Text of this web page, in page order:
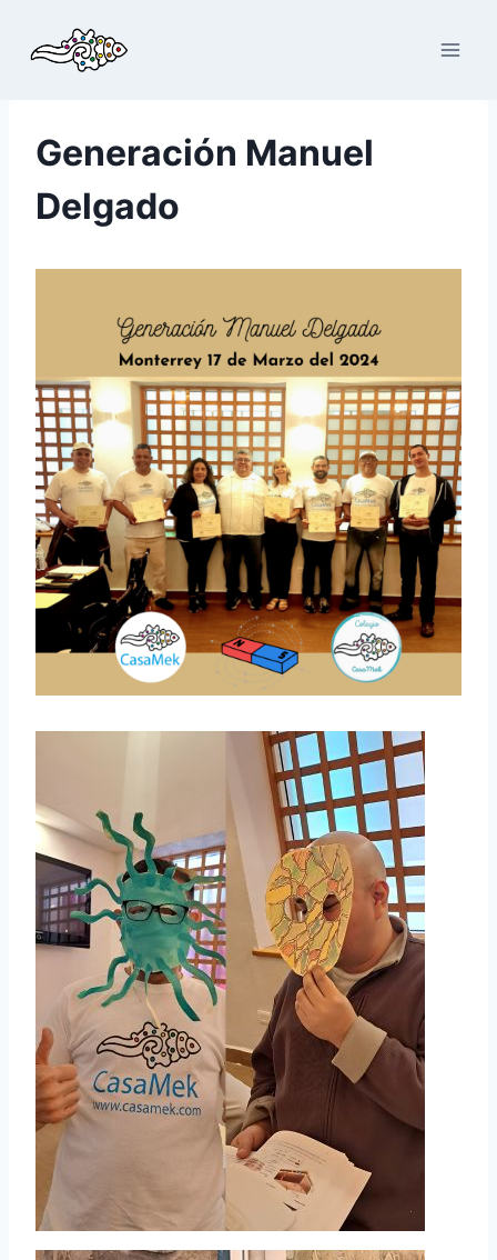
contenido
Generación Manuel
Delgado